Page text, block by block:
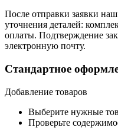
После отправки заявки
уточнения деталей:
оплаты. Подтверждение
электронную почту.
Стандартное
Добавление товаров
Выберите нужные
Проверьте